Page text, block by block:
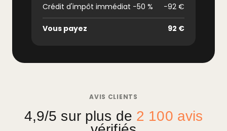
Crédit d'impôt immédiat −50 %
−92 €
Vous payez 92 €
AVIS CLIENTS
4,9/5 sur plus de 2 100 avis